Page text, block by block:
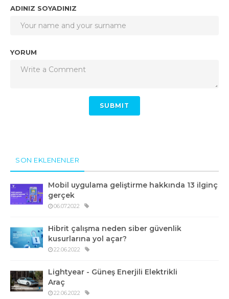
ADINIZ SOYADINIZ
YORUM
SON EKLENENLER
Mobil uygulama geliştirme hakkında 13 ilginç
gerçek
06.07.2022
Hibrit çalışma neden siber güvenlik
kusurlarına yol açar?
22.06.2022
Lightyear - Güneş Enerjili Elektrikli
Araç
22.06.2022